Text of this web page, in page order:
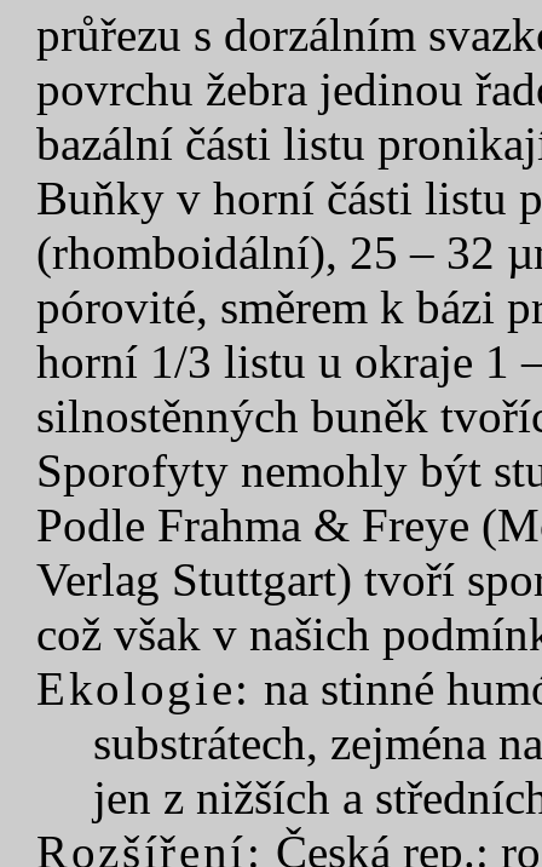
průřezu s dorzálním
povrchu žebra jedinou
bazální části listu
Buňky v horní části listu
(rhomboidální), 25 – 32
pórovité, směrem k bázi
horní 1/3 listu u okraje 1
silnostěnných buněk
Sporofyty nemohly být
Podle Frahma & Freye
Verlag Stuttgart) tvoří
což však v našich
Ekologie: na stinné
substrátech, zejména
jen z nižších a
Rozšíření: Česká rep.: